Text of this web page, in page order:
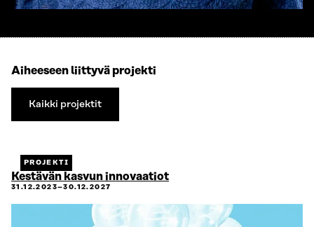
Aiheeseen liittyvä projekti
Kaikki projektit
Kaikki
PROJEKTI
Kestävän kasvun innovaatiot
31.12.2023–30.12.2027